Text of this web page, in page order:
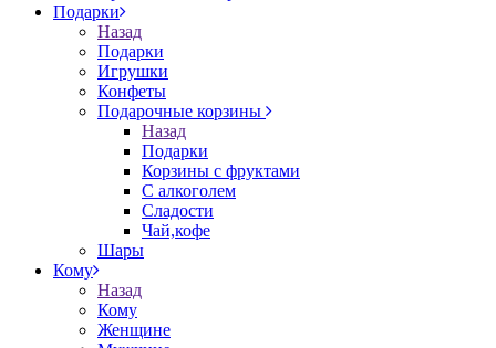
Подарки
Назад
Подарки
Игрушки
Конфеты
Подарочные корзины
Назад
Подарки
Корзины с фруктами
С алкоголем
Сладости
Чай,кофе
Шары
Кому
Назад
Кому
Женщине